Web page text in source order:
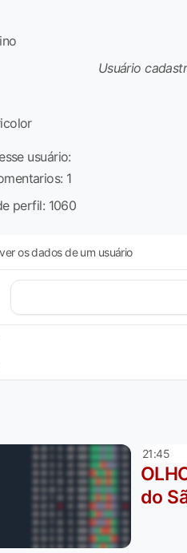
Usuário
usuário:
1
perfil: 1060
os dados de um usuário
21:45
do